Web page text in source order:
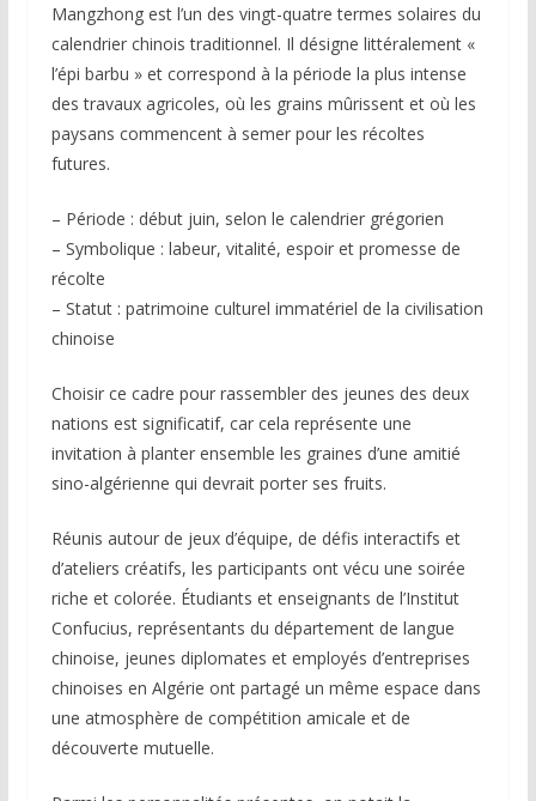
Mangzhong est l’un des vingt-quatre termes solaires du
calendrier chinois traditionnel. Il désigne littéralement «
l’épi barbu » et correspond à la période la plus intense
des travaux agricoles, où les grains mûrissent et où les
paysans commencent à semer pour les récoltes
futures.
– Période : début juin, selon le calendrier grégorien
– Symbolique : labeur, vitalité, espoir et promesse de
récolte
– Statut : patrimoine culturel immatériel de la civilisation
chinoise
Choisir ce cadre pour rassembler des jeunes des deux
nations est significatif, car cela représente une
invitation à planter ensemble les graines d’une amitié
sino-algérienne qui devrait porter ses fruits.
Réunis autour de jeux d’équipe, de défis interactifs et
d’ateliers créatifs, les participants ont vécu une soirée
riche et colorée. Étudiants et enseignants de l’Institut
Confucius, représentants du département de langue
chinoise, jeunes diplomates et employés d’entreprises
chinoises en Algérie ont partagé un même espace dans
une atmosphère de compétition amicale et de
découverte mutuelle.